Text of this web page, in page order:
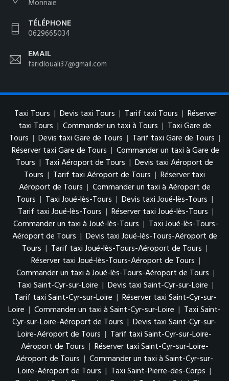
Monnaie
TÉLÉPHONE
0629665034
EMAIL
faridlouali37@gmail.com
Taxi Tours | Devis taxi Tours | Tarif taxi Tours | Réserver
taxi Tours | Commander un taxi à Tours | Taxi Gare de
Tours | Devis taxi Gare de Tours | Tarif taxi Gare de Tours |
Réserver taxi Gare de Tours | Commander un taxi à Gare de
Tours | Taxi Aéroport de Tours | Devis taxi Aéroport de
Tours | Tarif taxi Aéroport de Tours | Réserver taxi
Aéroport de Tours | Commander un taxi à Aéroport de
Tours | Taxi Joué-lès-Tours | Devis taxi Joué-lès-Tours |
Tarif taxi Joué-lès-Tours | Réserver taxi Joué-lès-Tours |
Commander un taxi à Joué-lès-Tours | Taxi Joué-lès-Tours-
Aéroport de Tours | Devis taxi Joué-lès-Tours-Aéroport de
Tours | Tarif taxi Joué-lès-Tours-Aéroport de Tours |
Réserver taxi Joué-lès-Tours-Aéroport de Tours |
Commander un taxi à Joué-lès-Tours-Aéroport de Tours |
Taxi Saint-Cyr-sur-Loire | Devis taxi Saint-Cyr-sur-Loire |
Tarif taxi Saint-Cyr-sur-Loire | Réserver taxi Saint-Cyr-sur-
Loire | Commander un taxi à Saint-Cyr-sur-Loire | Taxi Saint-
Cyr-sur-Loire-Aéroport de Tours | Devis taxi Saint-Cyr-sur-
Loire-Aéroport de Tours | Tarif taxi Saint-Cyr-sur-Loire-
Aéroport de Tours | Réserver taxi Saint-Cyr-sur-Loire-
Aéroport de Tours | Commander un taxi à Saint-Cyr-sur-
Loire-Aéroport de Tours | Taxi Saint-Pierre-des-Corps |